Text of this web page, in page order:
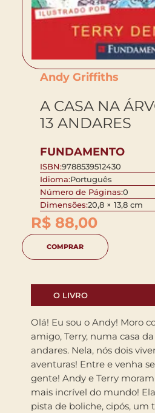
Andy Griffiths
A CASA NA
13 ANDARES
FUNDAMENTO
ISBN:9788539512430
Idioma:Português
Número de Páginas:0
Dimensões:20,8 × 13,8 cm
R$ 88,00
COMPRAR
O LIVRO
Olá! Eu sou o Andy! Moro
amigo, Terry, numa casa
andares. Nela, nós dois
aventuras! Entre e venha
gente! Andy e Terry
mais incrível do mundo!
pista de boliche, cipós, um